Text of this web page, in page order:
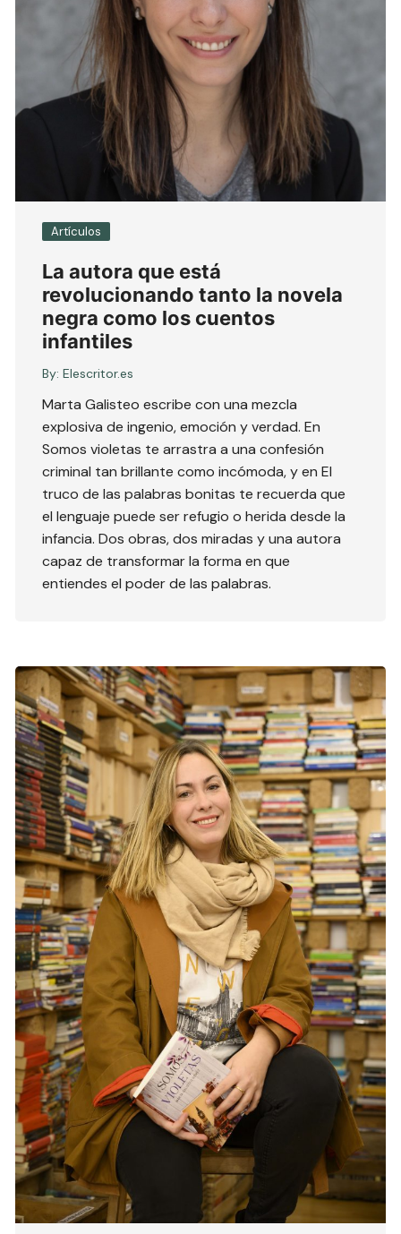
Artículos
La autora que está
revolucionando tanto la novela
negra como los cuentos
infantiles
By: Elescritor.es
Marta Galisteo escribe con una mezcla
explosiva de ingenio, emoción y verdad. En
Somos violetas te arrastra a una confesión
criminal tan brillante como incómoda, y en El
truco de las palabras bonitas te recuerda que
el lenguaje puede ser refugio o herida desde la
infancia. Dos obras, dos miradas y una autora
capaz de transformar la forma en que
entiendes el poder de las palabras.